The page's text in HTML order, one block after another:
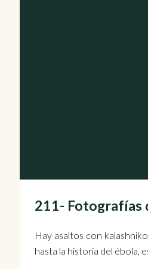
211- Fotografías
Hay asaltos con
hasta la historia del ébola,